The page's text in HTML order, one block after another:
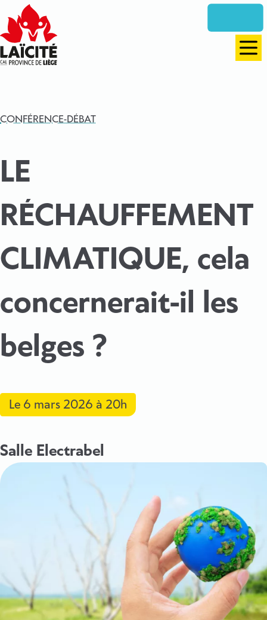
directement
vers
le
contenu
CONFÉRENCE-DÉBAT
LE
RÉCHAUFFEMENT
CLIMATIQUE, cela
concernerait-il les
belges ?
Le 6 mars 2026 à 20h
Salle Electrabel